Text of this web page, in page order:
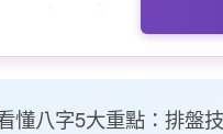
懂八字5大重點：排盤